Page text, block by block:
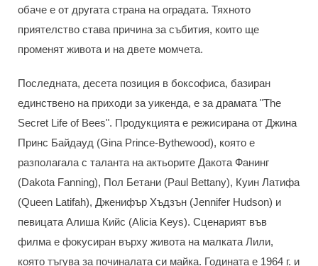
обаче е от другата страна на оградата. Тяхното
приятелство става причина за събития, които ще
променят живота и на двете момчета.
Последната, десета позиция в боксофиса, базиран
единствено на приходи за уикенда, е за драмата "The
Secret Life of Bees". Продукцията е режисирана от Джина
Принс Байдауд (Gina Prince-Bythewood), която е
разполагала с таланта на актьорите Дакота Фанинг
(Dakota Fanning), Пол Бетани (Paul Bettany), Куин Латифа
(Queen Latifah), Дженифър Хъдзън (Jennifer Hudson) и
певицата Алиша Кийс (Alicia Keys). Сценарият във
филма е фокусиран върху живота на малката Лили,
която тъгува за починалата си майка. Годината е 1964 г. и